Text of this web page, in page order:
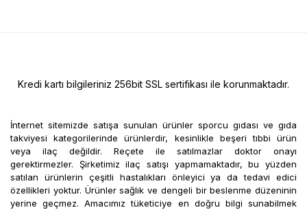
Kredi kartı bilgileriniz 256bit SSL sertifikası ile korunmaktadır.
İnternet sitemizde satışa sunulan ürünler sporcu gıdası ve gıda
takviyesi kategorilerinde ürünlerdir, kesinlikle beşeri tıbbi ürün
veya ilaç değildir. Reçete ile satılmazlar doktor onayı
gerektirmezler. Şirketimiz ilaç satışı yapmamaktadır, bu yüzden
satılan ürünlerin çeşitli hastalıkları önleyici ya da tedavi edici
özellikleri yoktur. Ürünler sağlık ve dengeli bir beslenme düzeninin
yerine geçmez. Amacımız tüketiciye en doğru bilgi sunabilmek